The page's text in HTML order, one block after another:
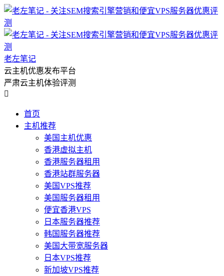
老左笔记
云主机优惠发布平台
严肃云主机体验评测

首页
主机推荐
美国主机优惠
香港虚拟主机
香港服务器租用
香港站群服务器
美国VPS推荐
美国服务器租用
便宜香港VPS
日本服务器推荐
韩国服务器推荐
美国大带宽服务器
日本VPS推荐
新加坡VPS推荐